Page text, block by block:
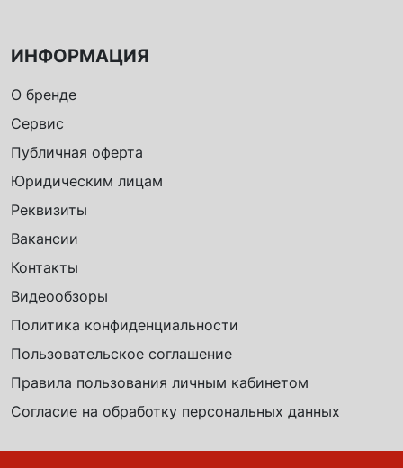
ИНФОРМАЦИЯ
О бренде
Сервис
Публичная оферта
Юридическим лицам
Реквизиты
Вакансии
Контакты
Видеообзоры
Политика конфиденциальности
Пользовательское соглашение
Правила пользования личным кабинетом
Согласие на обработку персональных данных